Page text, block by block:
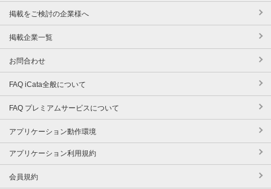
掲載をご検討の企業様へ
掲載企業一覧
お問合わせ
FAQ iCata全般について
FAQ プレミアムサービスについて
アプリケーション動作環境
アプリケーション利用規約
会員規約